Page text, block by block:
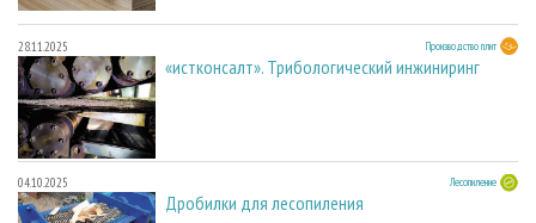
28.11.2025 Производство плит
«истконсалт». Трибологический инжиниринг
04.10.2025 Лесопиление
Дробилки для лесопиления